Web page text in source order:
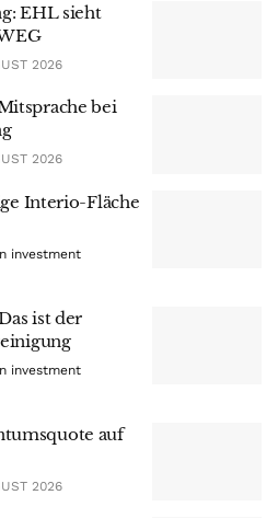
EHL sieht
2026
bei
2026
Interio-Fläche
investment
ist der
investment
auf
2026